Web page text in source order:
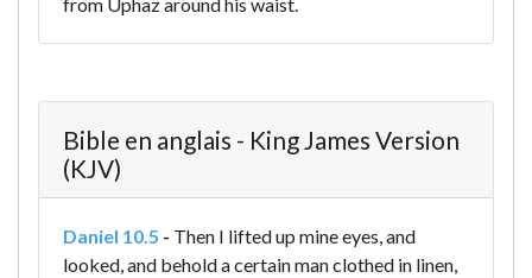
Bible en anglais - King James Version
(KJV)
Daniel 10.5 - Then I lifted up mine eyes, and
looked, and behold a certain man clothed in linen,